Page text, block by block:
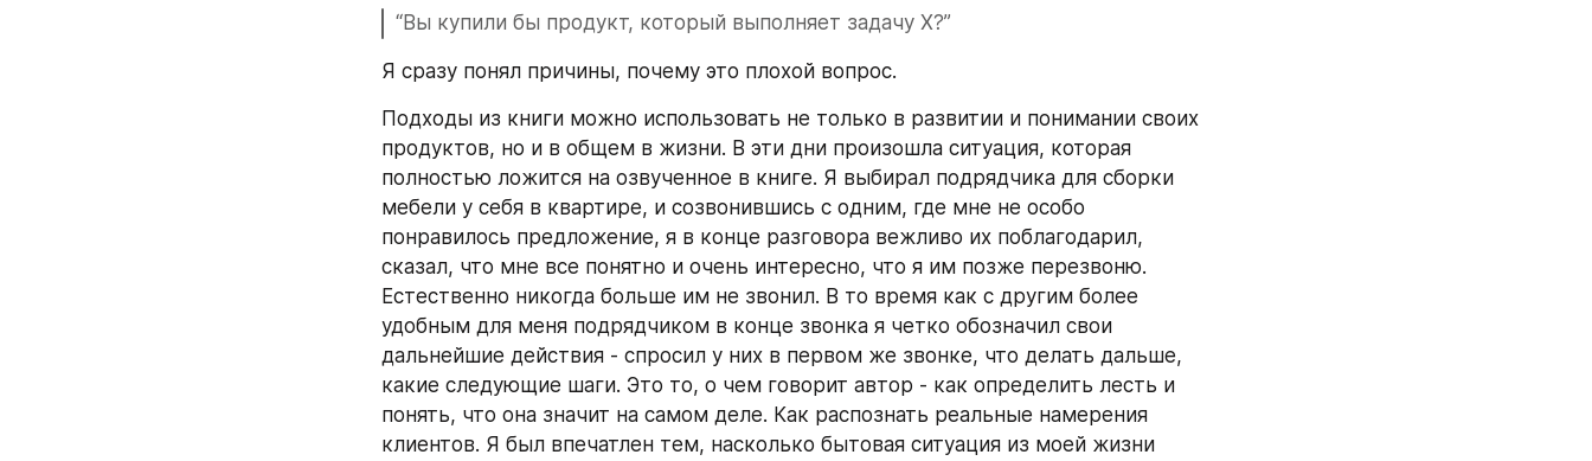
“Вы купили бы продукт, который выполняет задачу Х?”
Я сразу понял причины, почему это плохой вопрос.
Подходы из книги можно использовать не только в развитии и понимании своих
продуктов, но и в общем в жизни. В эти дни произошла ситуация, которая
полностью ложится на озвученное в книге. Я выбирал подрядчика для сборки
мебели у себя в квартире, и созвонившись с одним, где мне не особо
понравилось предложение, я в конце разговора вежливо их поблагодарил,
сказал, что мне все понятно и очень интересно, что я им позже перезвоню.
Естественно никогда больше им не звонил. В то время как с другим более
удобным для меня подрядчиком в конце звонка я четко обозначил свои
дальнейшие действия - спросил у них в первом же звонке, что делать дальше,
какие следующие шаги. Это то, о чем говорит автор - как определить лесть и
понять, что она значит на самом деле. Как распознать реальные намерения
клиентов. Я был впечатлен тем, насколько бытовая ситуация из моей жизни